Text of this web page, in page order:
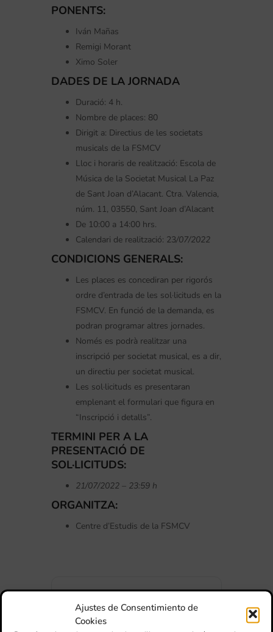
Ajustes de Consentimiento de
Cookies
PONENTS:
Iván Mañas
Remigi Morant
Ximo Soler
DADES DE LA JORNADA
Duració: 4 h.
Nombre de places: 80
Dirigit a: Directius de les societats
musicals de la FSMCV
Lloc i horaris de realització: Escola de
Música de la Societat Musical La Paz
de Sant Joan d’Alacant. Ctra. Valencia,
núm. 11, 03550, Sant Joan d’Alacant
De 10:00 a 14:00 hrs.
Calendari de realització: 23/07/2022
CONDICIONS GENERALS:
Les places es concediran per rigorós
ordre d’entrada de les sol·licituds en la
FSMCV. En funció de la demanda, es
podran programar altres jornades.
Només es podrà realitzar una
inscripció per societat musical, es a dir,
un directiu per societat musical.
Les sol·licituds es presentaran
emplenant el formulari que figura en
“Inscripció i detalls”.
TERMINI PER A LA
PRESENTACIÓ DE
SOL·LICITUDS:
21/07/2022 – 23:59 h
ORGANITZA:
Centre d’Estudis de la FSMCV